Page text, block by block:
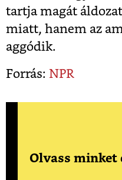
tartja magát
miatt, hanem az
aggódik.
Forrás: NPR
Olvass minket